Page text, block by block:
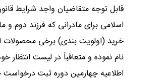
اسلامی برای مادرانی که فرزند دوم
اطلاعیه چهارمین دوره ثبت